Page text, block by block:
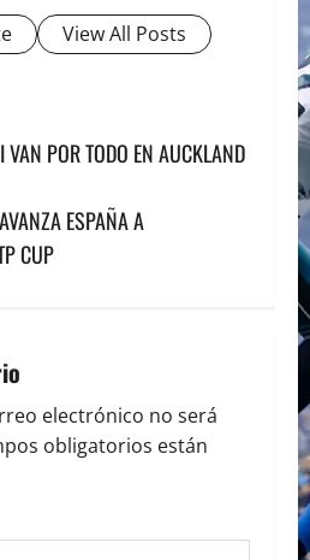
View All Posts
POR TODO EN AUCKLAND
ESPAÑA A
CUP
electrónico no será
obligatorios están